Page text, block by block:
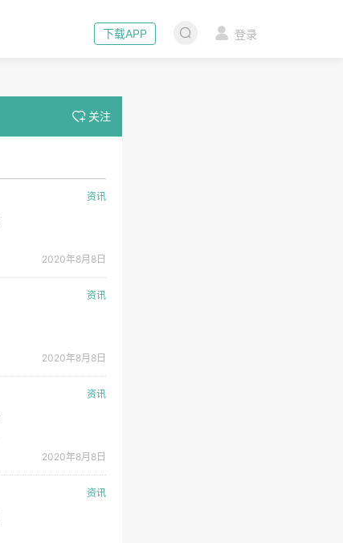
下载APP 登录
关注
资讯
2020年8月8日
资讯
2020年8月8日
资讯
2020年8月8日
资讯